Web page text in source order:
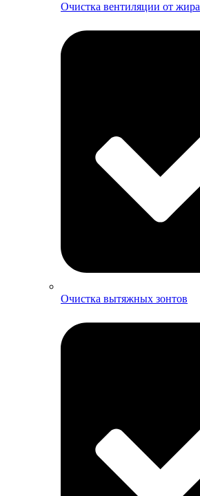
Очистка вентиляции от жира
Очистка вытяжных зонтов